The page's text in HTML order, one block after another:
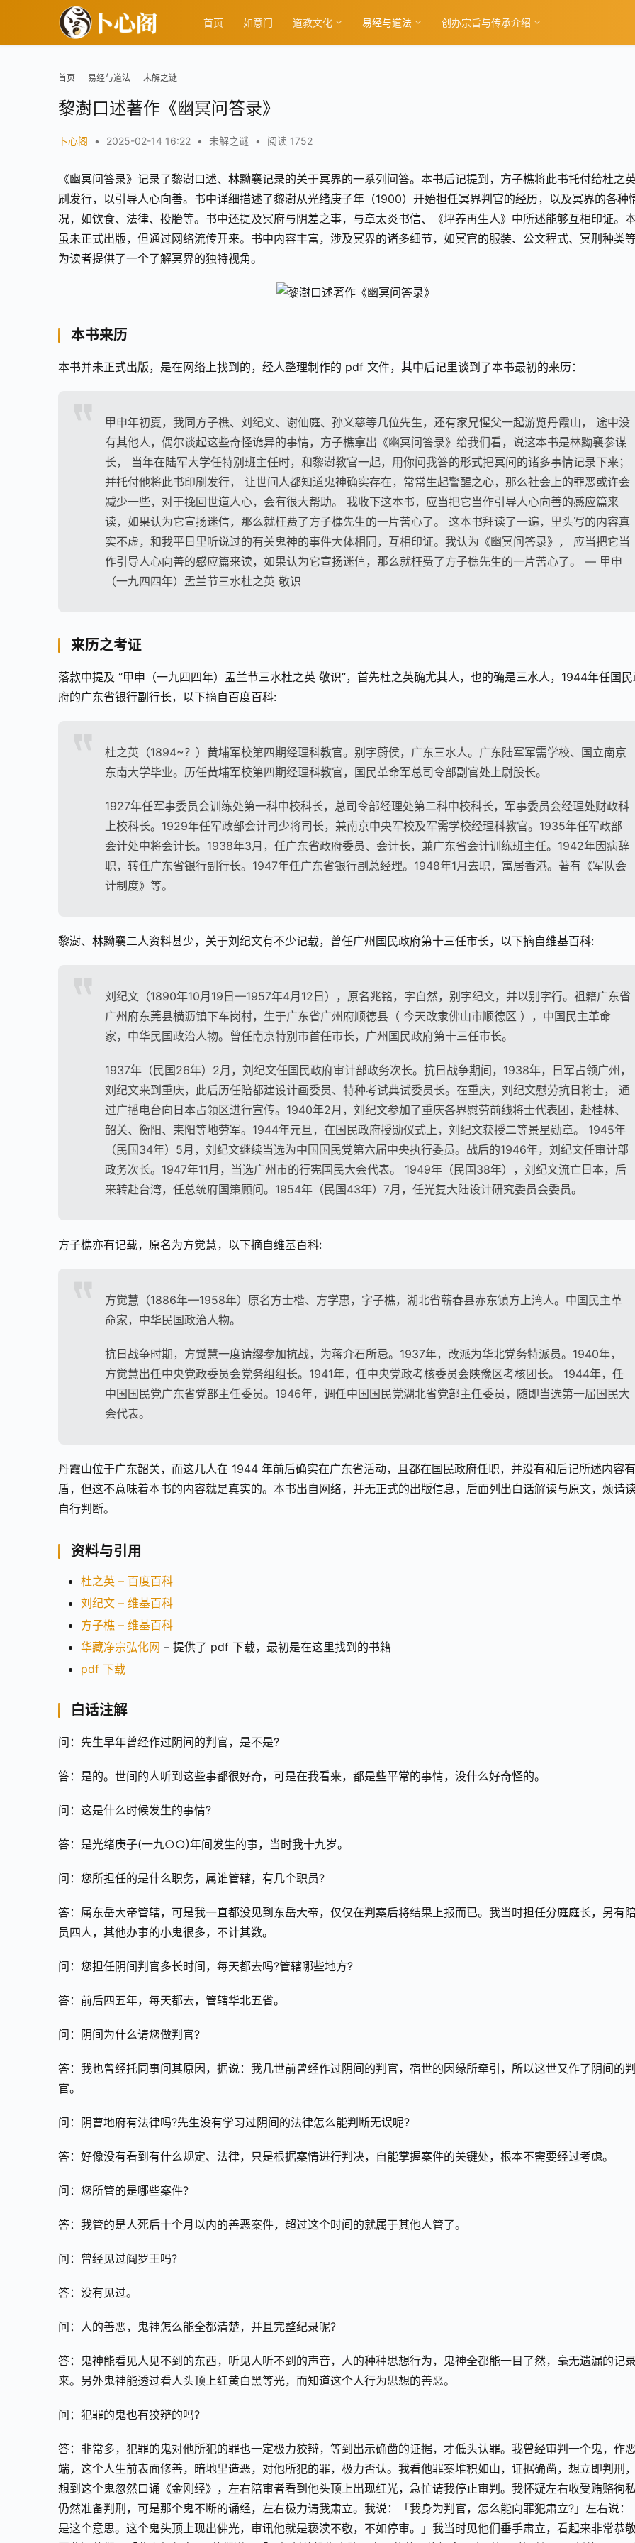
首页 如意门 道教文化 易经与道法 创办宗旨与传承介绍
首页 易经与道法 未解之谜
黎澍口述著作《幽冥问答录》
卜心阁 • 2025-02-14 16:22 • 未解之谜 • 阅读 1752
《幽冥问答录》记录了黎澍口述、林黝襄记录的关于冥界的一系列问答。本书后记提到，方子樵将此书托付给杜之
刷发行，以引导人心向善。书中详细描述了黎澍从光绪庚子年（1900）开始担任冥界判官的经历，以及冥界的各种
况，如饮食、法律、投胎等。书中还提及冥府与阴差之事，与章太炎书信、《坪养再生人》中所述能够互相印证。
虽未正式出版，但通过网络流传开来。书中内容丰富，涉及冥界的诸多细节，如冥官的服装、公文程式、冥刑种类
为读者提供了一个了解冥界的独特视角。
本书来历
本书并未正式出版，是在网络上找到的，经人整理制作的 pdf 文件，其中后记里谈到了本书最初的来历：
甲申年初夏，我同方子樵、刘纪文、谢仙庭、孙义慈等几位先生，还有家兄惺父一起游览丹霞山， 途中没
有其他人，偶尔谈起这些奇怪诡异的事情，方子樵拿出《幽冥问答录》给我们看，说这本书是林黝襄参谋
长， 当年在陆军大学任特别班主任时，和黎澍教官一起，用你问我答的形式把冥间的诸多事情记录下来；
并托付他将此书印刷发行， 让世间人都知道鬼神确实存在，常常生起警醒之心，那么社会上的罪恶或许会
减少一些，对于挽回世道人心，会有很大帮助。 我收下这本书，应当把它当作引导人心向善的感应篇来
读，如果认为它宣扬迷信，那么就枉费了方子樵先生的一片苦心了。 这本书拜读了一遍，里头写的内容真
实不虚，和我平日里听说过的有关鬼神的事件大体相同，互相印证。我认为《幽冥问答录》， 应当把它当
作引导人心向善的感应篇来读，如果认为它宣扬迷信，那么就枉费了方子樵先生的一片苦心了。 — 甲申
（一九四四年）盂兰节三水杜之英 敬识
来历之考证
落款中提及 “甲申（一九四四年）盂兰节三水杜之英 敬识”，首先杜之英确尤其人，也的确是三水人，1944年任国
府的广东省银行副行长，以下摘自百度百科:
杜之英（1894~？）黄埔军校第四期经理科教官。别字蔚侯，广东三水人。广东陆军军需学校、国立南京
东南大学毕业。历任黄埔军校第四期经理科教官，国民革命军总司令部副官处上尉股长。
1927年任军事委员会训练处第一科中校科长，总司令部经理处第二科中校科长，军事委员会经理处财政科
上校科长。1929年任军政部会计司少将司长，兼南京中央军校及军需学校经理科教官。1935年任军政部
会计处中将会计长。1938年3月，任广东省政府委员、会计长，兼广东省会计训练班主任。1942年因病辞
职，转任广东省银行副行长。1947年任广东省银行副总经理。1948年1月去职，寓居香港。著有《军队会
计制度》等。
黎澍、林黝襄二人资料甚少，关于刘纪文有不少记载，曾任广州国民政府第十三任市长，以下摘自维基百科:
刘纪文（1890年10月19日—1957年4月12日），原名兆铭，字自然，别字纪文，并以别字行。祖籍广东省
广州府东莞县横沥镇下车岗村，生于广东省广州府顺德县（ 今天改隶佛山市顺德区 ），中国民主革命
家，中华民国政治人物。曾任南京特别市首任市长，广州国民政府第十三任市长。
1937年（民国26年）2月，刘纪文任国民政府审计部政务次长。抗日战争期间，1938年，日军占领广州，
刘纪文来到重庆，此后历任陪都建设计画委员、特种考试典试委员长。在重庆，刘纪文慰劳抗日将士， 通
过广播电台向日本占领区进行宣传。1940年2月，刘纪文参加了重庆各界慰劳前线将士代表团，赴桂林、
韶关、衡阳、耒阳等地劳军。1944年元旦，在国民政府授勋仪式上，刘纪文获授二等景星勋章。 1945年
（民国34年）5月，刘纪文继续当选为中国国民党第六届中央执行委员。战后的1946年，刘纪文任审计部
政务次长。1947年11月，当选广州市的行宪国民大会代表。 1949年（民国38年），刘纪文流亡日本，后
来转赴台湾，任总统府国策顾问。1954年（民国43年）7月，任光复大陆设计研究委员会委员。
方子樵亦有记载，原名为方觉慧，以下摘自维基百科:
方觉慧（1886年—1958年）原名方士楷、方学惠，字子樵，湖北省蕲春县赤东镇方上湾人。中国民主革
命家，中华民国政治人物。
抗日战争时期，方觉慧一度请缨参加抗战，为蒋介石所忌。1937年，改派为华北党务特派员。1940年，
方觉慧出任中央党政委员会党务组组长。1941年，任中央党政考核委员会陕豫区考核团长。 1944年，任
中国国民党广东省党部主任委员。1946年，调任中国国民党湖北省党部主任委员，随即当选第一届国民大
会代表。
丹霞山位于广东韶关，而这几人在 1944 年前后确实在广东省活动，且都在国民政府任职，并没有和后记所述内容
盾，但这不意味着本书的内容就是真实的。本书出自网络，并无正式的出版信息，后面列出白话解读与原文，烦请
自行判断。
资料与引用
杜之英 – 百度百科
刘纪文 – 维基百科
方子樵 – 维基百科
华藏净宗弘化网 – 提供了 pdf 下载，最初是在这里找到的书籍
pdf 下载
白话注解
问：先生早年曾经作过阴间的判官，是不是?
答：是的。世间的人听到这些事都很好奇，可是在我看来，都是些平常的事情，没什么好奇怪的。
问：这是什么时候发生的事情?
答：是光绪庚子(一九○○)年间发生的事，当时我十九岁。
问：您所担任的是什么职务，属谁管辖，有几个职员?
答：属东岳大帝管辖，可是我一直都没见到东岳大帝，仅仅在判案后将结果上报而已。我当时担任分庭庭长，另有
员四人，其他办事的小鬼很多，不计其数。
问：您担任阴间判官多长时间，每天都去吗?管辖哪些地方?
答：前后四五年，每天都去，管辖华北五省。
问：阴间为什么请您做判官?
答：我也曾经托同事问其原因，据说：我几世前曾经作过阴间的判官，宿世的因缘所牵引，所以这世又作了阴间的
官。
问：阴曹地府有法律吗?先生没有学习过阴间的法律怎么能判断无误呢?
答：好像没有看到有什么规定、法律，只是根据案情进行判决，自能掌握案件的关键处，根本不需要经过考虑。
问：您所管的是哪些案件?
答：我管的是人死后十个月以内的善恶案件，超过这个时间的就属于其他人管了。
问：曾经见过阎罗王吗?
答：没有见过。
问：人的善恶，鬼神怎么能全都清楚，并且完整纪录呢?
答：鬼神能看见人见不到的东西，听见人听不到的声音，人的种种思想行为，鬼神全都能一目了然，毫无遗漏的记
来。另外鬼神能透过看人头顶上红黄白黑等光，而知道这个人行为思想的善恶。
问：犯罪的鬼也有狡辩的吗?
答：非常多，犯罪的鬼对他所犯的罪也一定极力狡辩，等到出示确凿的证据，才低头认罪。我曾经审判一个鬼，作
端，这个人生前表面修善，暗地里造恶，对他所犯的罪，极力否认。我看他罪案堆积如山，证据确凿，想立即判刑
想到这个鬼忽然口诵《金刚经》，左右陪审者看到他头顶上出现红光，急忙请我停止审判。我怀疑左右收受贿赂徇
仍然准备判刑，可是那个鬼不断的诵经，左右极力请我肃立。我说：「我身为判官，怎么能向罪犯肃立?」左右说：
是这个意思。这个鬼头顶上现出佛光，审讯他就是亵渎不敬，不如停审。」我当时见他们垂手肃立，看起来非常恭